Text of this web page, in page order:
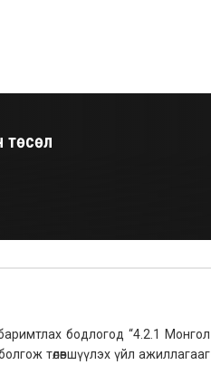
төсөл
бодлогод “4.2.1 Монгол
төлөвшүүлэх үйл ажиллагааг